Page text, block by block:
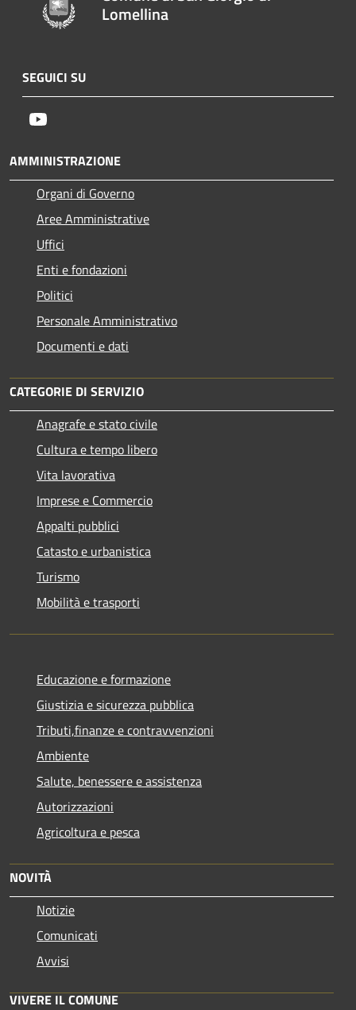
Lomellina
SEGUICI SU
AMMINISTRAZIONE
Organi di Governo
Aree Amministrative
Uffici
Enti e fondazioni
Politici
Personale Amministrativo
Documenti e dati
CATEGORIE DI SERVIZIO
Anagrafe e stato civile
Cultura e tempo libero
Vita lavorativa
Imprese e Commercio
Appalti pubblici
Catasto e urbanistica
Turismo
Mobilità e trasporti
Educazione e formazione
Giustizia e sicurezza pubblica
Tributi,finanze e contravvenzioni
Ambiente
Salute, benessere e assistenza
Autorizzazioni
Agricoltura e pesca
NOVITÀ
Notizie
Comunicati
Avvisi
VIVERE IL COMUNE